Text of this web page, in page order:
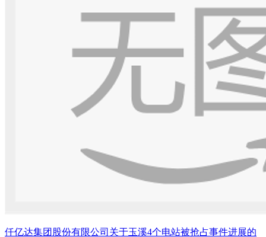
仟亿达集团股份有限公司关于玉溪4个电站被抢占事件进展的